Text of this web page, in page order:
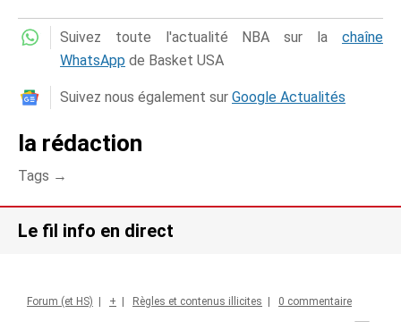
Suivez toute l'actualité NBA sur la chaîne
WhatsApp de Basket USA
Suivez nous également sur Google Actualités
la rédaction
Tags →
Le fil info en direct
Forum (et HS) + Règles et contenus illicites 0 commentaire